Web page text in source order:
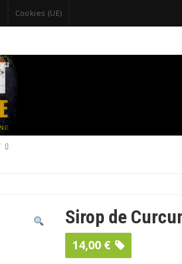
Cookies (UE)
0
Sirop de
14,00 €